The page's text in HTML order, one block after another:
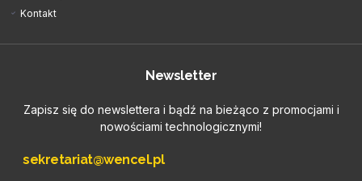
Kontakt
Newsletter
Zapisz się do newslettera i bądź na bieżąco z promocjami i
nowościami technologicznymi!
sekretariat@wencel.pl